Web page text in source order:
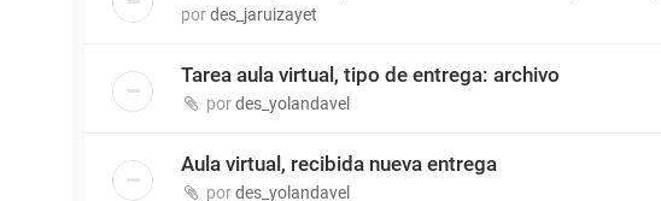
pordes_jaruizayet
Tarea aula virtual, tipo de entrega: archivo
pordes_yolandavel
Aula virtual, recibida nueva entrega
pordes_yolandavel